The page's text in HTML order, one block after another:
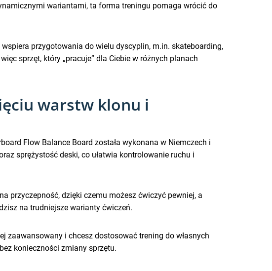
wariantami, ta forma treningu pomaga wrócić do
przygotowania do wielu dyscyplin, m.in. skateboarding,
sprzęt, który „pracuje” dla Ciebie w różnych planach
warstw klonu i
Flow Balance Board została wykonana w Niemczech i
sprężystość deski, co ułatwia kontrolowanie ruchu i
przyczepność, dzięki czemu możesz ćwiczyć pewniej, a
na trudniejsze warianty ćwiczeń.
zaawansowany i chcesz dostosować trening do własnych
konieczności zmiany sprzętu.